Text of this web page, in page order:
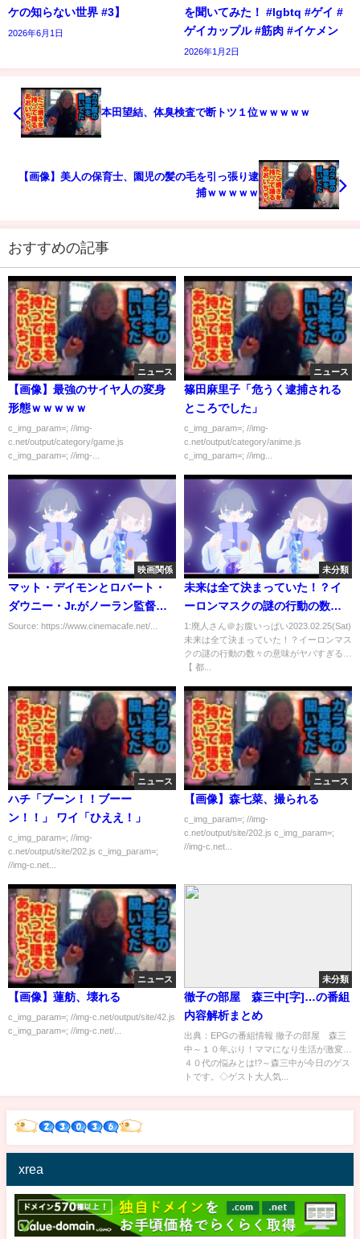
ケの知らない世界 #3】
2026年6月1日
を聞いてみた！ #lgbtq #ゲイ #
ゲイカップル #筋肉 #イケメン
2026年1月2日
本田望結、体臭検査で断トツ１位ｗｗｗｗｗ
【画像】美人の保育士、園児の髪の毛を引っ張り逮
捕ｗｗｗｗｗ
おすすめの記事
ニュース
【画像】最強のサイヤ人の変身
形態ｗｗｗｗｗ
c_img_param=; //img-
c.net/output/category/game.js
c_img_param=; //img-...
ニュース
篠田麻里子「危うく逮捕される
ところでした」
c_img_param=; //img-
c.net/output/category/anime.js
c_img_param=; //img...
映画関係
マット・デイモンとロバート・
ダウニー・Jr.がノーラン監督作
『オッペンハイマー』に出演決
Source: https://www.cinemacafe.net/...
未分類
未来は全て決まっていた！？イ
ーロンマスクの謎の行動の数々
の意味がヤバすぎる…【 都市伝
説 イーロン・マスク Twitter 宇
宙人 AI 】
1:廃人さん＠お腹いっぱい2023.02.25(Sat)
未来は全て決まっていた！？イーロンマス
クの謎の行動の数々の意味がヤバすぎる…
【 都...
ニュース
ハチ「ブーン！！ブーー
ン！！」 ワイ「ひええ！」
c_img_param=; //img-
c.net/output/site/202.js c_img_param=;
//img-c.net...
ニュース
【画像】森七菜、撮られる
c_img_param=; //img-
c.net/output/site/202.js c_img_param=;
//img-c.net...
ニュース
【画像】蓮舫、壊れる
c_img_param=; //img-c.net/output/site/42.js
c_img_param=; //img-c.net/...
未分類
徹子の部屋 森三中[字]…の番組
内容解析まとめ
出典：EPGの番組情報 徹子の部屋 森三
中～１０年ぶり！ママになり生活が激変…
４０代の悩みとは!?～森三中が今日のゲス
トです。◇ゲスト大人気...
xrea